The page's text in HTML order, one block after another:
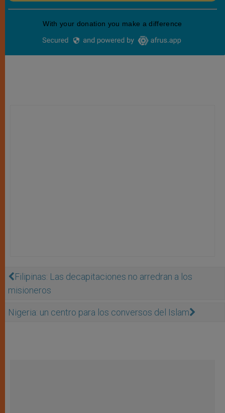
Filipinas: Las decapitaciones no arredran a los
misioneros
Nigeria: un centro para los conversos del Islam